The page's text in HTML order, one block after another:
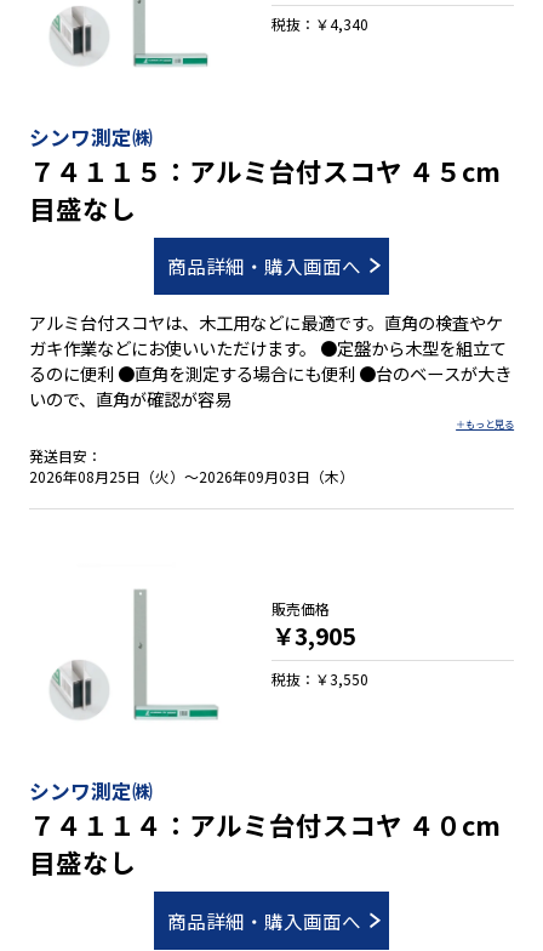
シンワ測定㈱
７４１１５：アルミ台付スコヤ ４５cm
目盛なし
商品詳細・購入画面へ
アルミ台付スコヤは、木工用などに最適です。直角の検査やケ
ガキ作業などにお使いいただけます。 ●定盤から木型を組立て
るのに便利 ●直角を測定する場合にも便利 ●台のベースが大き
いので、直角が確認が容易
発送目安：
2026年08月25日（火）～2026年09月03日（木）
税抜：￥4,340
シンワ測定㈱
７４１１４：アルミ台付スコヤ ４０cm
目盛なし
商品詳細・購入画面へ
販売価格
￥3,905
税抜：￥3,550